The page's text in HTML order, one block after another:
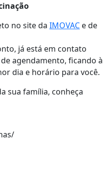
no site da IMOVAC e de
já está em contato
agendamento, ficando à
dia e horário para você.
sua família, conheça